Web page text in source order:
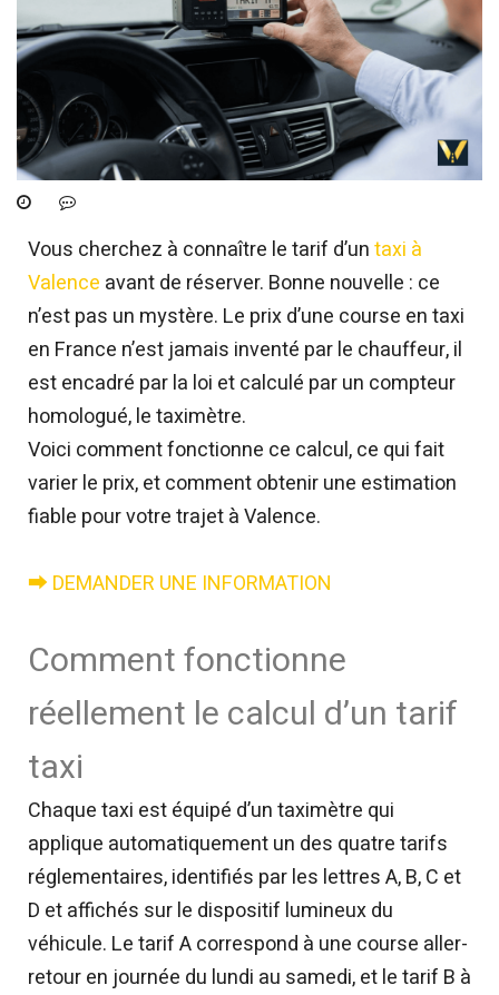
Vous cherchez à connaître le tarif d’untaxi à
Valence avant de réserver. Bonne nouvelle : ce
n’est pas un mystère. Le prix d’une course en taxi
en France n’est jamais inventé par le chauffeur, il
est encadré par la loi et calculé par un compteur
homologué, le taximètre.
Voici comment fonctionne ce calcul, ce qui fait
varier le prix, et comment obtenir une estimation
fiable pour votre trajet à Valence.
⮕ DEMANDER UNE INFORMATION
Comment fonctionne
réellement le calcul d’un tarif
taxi
Chaque taxi est équipé d’un taximètre qui
applique automatiquement un des quatre tarifs
réglementaires, identifiés par les lettres A, B, C et
D et affichés sur le dispositif lumineux du
véhicule. Le tarif A correspond à une course aller-
retour en journée du lundi au samedi, et le tarif B à